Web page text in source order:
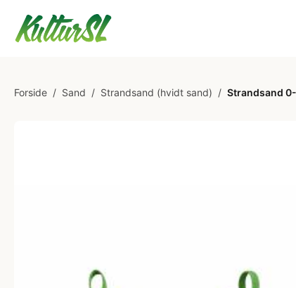
Forside / Sand / Strandsand (hvidt sand) / Strandsand